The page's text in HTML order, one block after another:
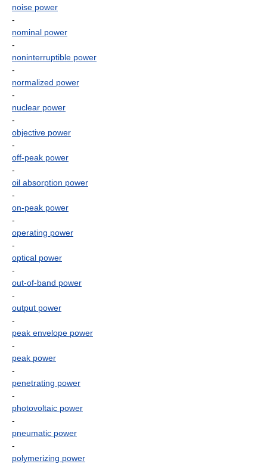
noise power
-
nominal power
-
noninterruptible power
-
normalized power
-
nuclear power
-
objective power
-
off-peak power
-
oil absorption power
-
on-peak power
-
operating power
-
optical power
-
out-of-band power
-
output power
-
peak envelope power
-
peak power
-
penetrating power
-
photovoltaic power
-
pneumatic power
-
polymerizing power